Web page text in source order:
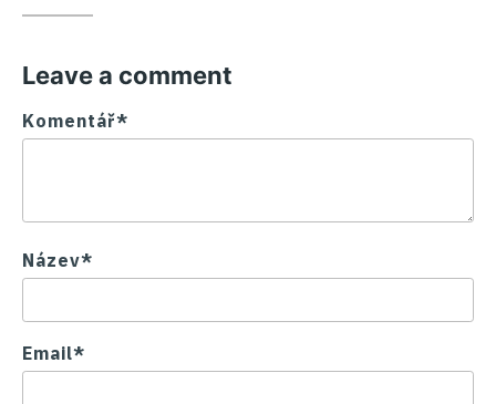
Leave a comment
Komentář*
Název*
Email*